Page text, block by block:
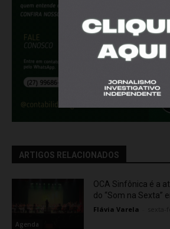
ARTIGOS RELACIONADOS
Agenda
OCA Sinfônica é a
do “Som na Sexta”
Flávia Varela